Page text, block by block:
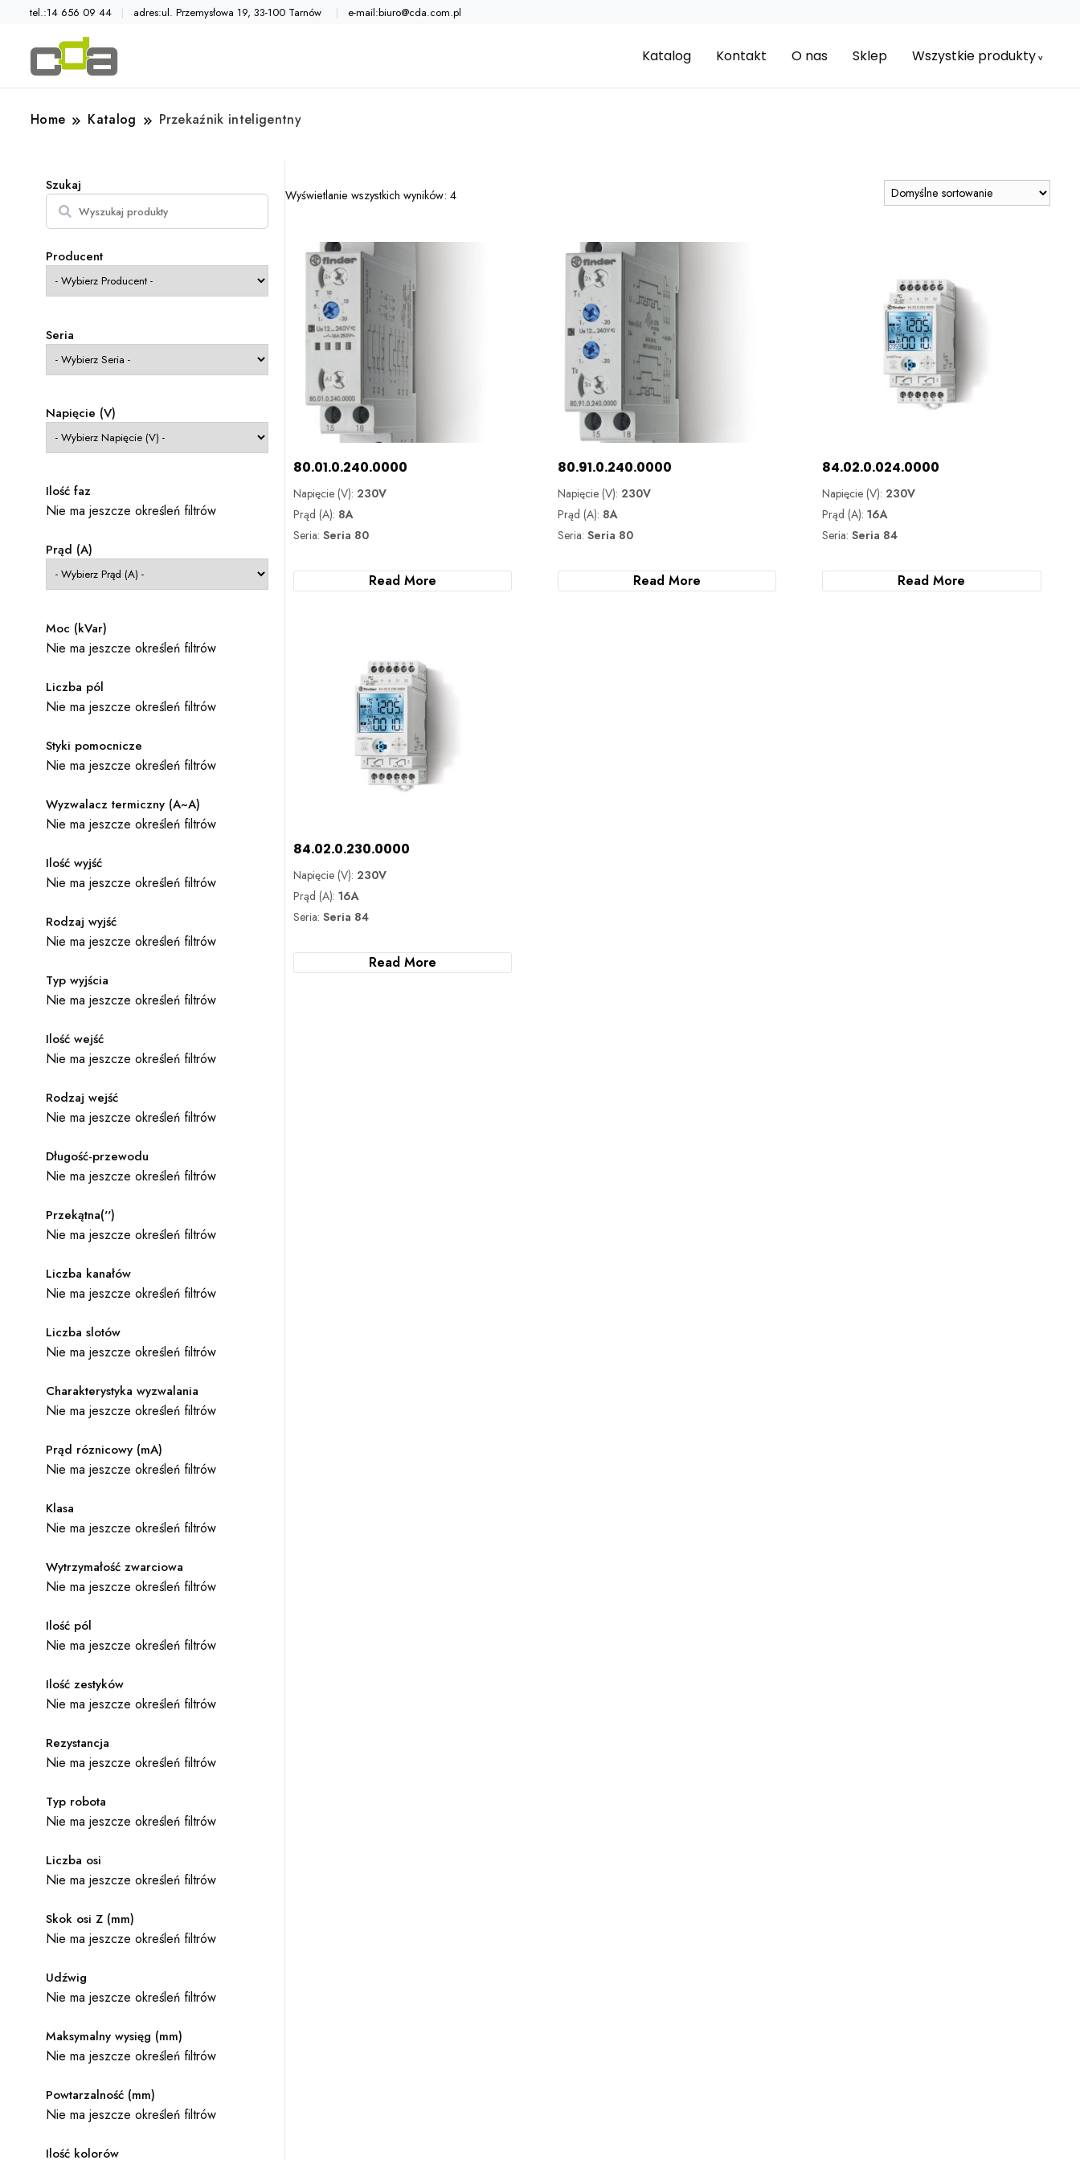
tel.:14 656 09 44 adres:ul. Przemysłowa 19, 33-100 Tarnów e-mail:biuro@cda.com.pl
Katalog Kontakt O nas Sklep Wszystkie produkty
Home Katalog Przekaźnik inteligentny
Wyświetlanie wszystkich wyników: 4
80.01.0.240.0000
Napięcie (V): 230V
Prąd (A): 8A
Seria: Seria 80
Read More
80.91.0.240.0000
Napięcie (V): 230V
Prąd (A): 8A
Seria: Seria 80
Read More
84.02.0.024.0000
Napięcie (V): 230V
Prąd (A): 16A
Seria: Seria 84
Read More
84.02.0.230.0000
Napięcie (V): 230V
Prąd (A): 16A
Seria: Seria 84
Read More
Szukaj
Szukaj
Producent
Seria
Napięcie (V)
Ilość faz
Nie ma jeszcze określeń filtrów
Prąd (A)
Moc (kVar)
Nie ma jeszcze określeń filtrów
Liczba pól
Nie ma jeszcze określeń filtrów
Styki pomocnicze
Nie ma jeszcze określeń filtrów
Wyzwalacz termiczny (A~A)
Nie ma jeszcze określeń filtrów
Ilość wyjść
Nie ma jeszcze określeń filtrów
Rodzaj wyjść
Nie ma jeszcze określeń filtrów
Typ wyjścia
Nie ma jeszcze określeń filtrów
Ilość wejść
Nie ma jeszcze określeń filtrów
Rodzaj wejść
Nie ma jeszcze określeń filtrów
Długość-przewodu
Nie ma jeszcze określeń filtrów
Przekątna('')
Nie ma jeszcze określeń filtrów
Liczba kanałów
Nie ma jeszcze określeń filtrów
Liczba slotów
Nie ma jeszcze określeń filtrów
Charakterystyka wyzwalania
Nie ma jeszcze określeń filtrów
Prąd róznicowy (mA)
Nie ma jeszcze określeń filtrów
Klasa
Nie ma jeszcze określeń filtrów
Wytrzymałość zwarciowa
Nie ma jeszcze określeń filtrów
Ilość pól
Nie ma jeszcze określeń filtrów
Ilość zestyków
Nie ma jeszcze określeń filtrów
Rezystancja
Nie ma jeszcze określeń filtrów
Typ robota
Nie ma jeszcze określeń filtrów
Liczba osi
Nie ma jeszcze określeń filtrów
Skok osi Z (mm)
Nie ma jeszcze określeń filtrów
Udźwig
Nie ma jeszcze określeń filtrów
Maksymalny wysięg (mm)
Nie ma jeszcze określeń filtrów
Powtarzalność (mm)
Nie ma jeszcze określeń filtrów
Ilość kolorów